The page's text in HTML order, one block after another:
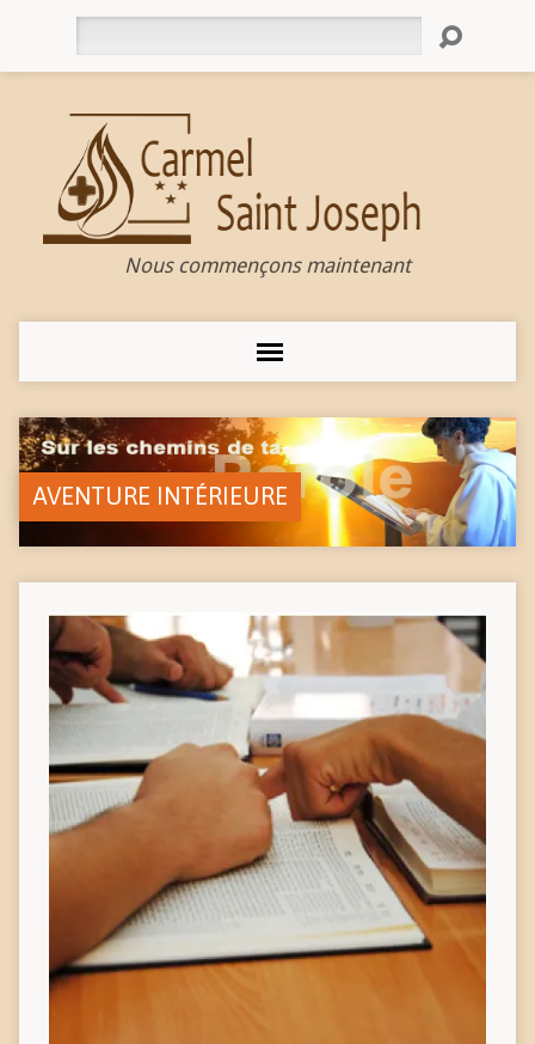
Nous commençons maintenant
AVENTURE INTÉRIEURE